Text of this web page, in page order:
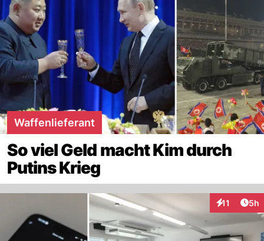
Waffenlieferant
So viel Geld macht Kim durch
Putins Krieg
11 5h